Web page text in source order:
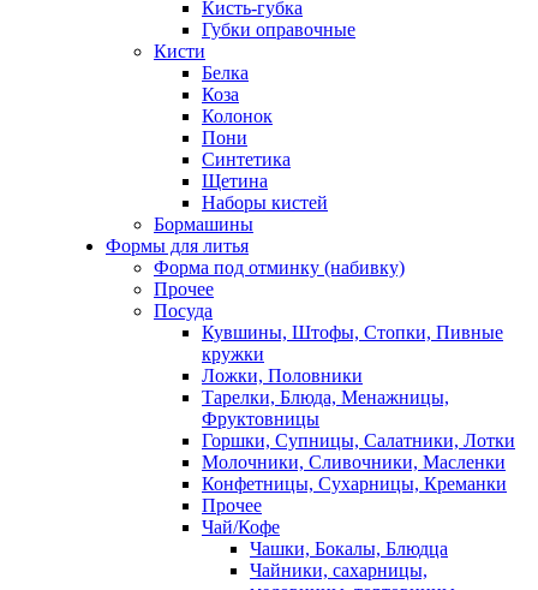
Кисть-губка
Губки оправочные
Кисти
Белка
Коза
Колонок
Пони
Синтетика
Щетина
Наборы кистей
Бормашины
Формы для литья
Форма под отминку (набивку)
Прочее
Посуда
Кувшины, Штофы, Стопки, Пивные
кружки
Ложки, Половники
Тарелки, Блюда, Менажницы,
Фруктовницы
Горшки, Супницы, Салатники, Лотки
Молочники, Сливочники, Масленки
Конфетницы, Сухарницы, Креманки
Прочее
Чай/Кофе
Чашки, Бокалы, Блюдца
Чайники, сахарницы,